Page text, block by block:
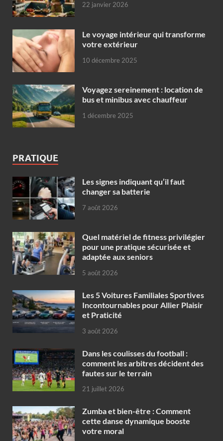
22 janvier 2026
Le voyage intérieur qui transforme
votre extérieur
10 décembre 2025
Voyagez sereinement : location de
bus et minibus avec chauffeur
1 décembre 2025
PRATIQUE
Les signes indiquant qu’il faut
changer sa batterie
7 août 2026
Quel matériel de fitness privilégier
pour une pratique sécurisée et
adaptée aux seniors
5 août 2026
Les 5 Voitures Familiales Sportives
Incontournables pour Allier Plaisir
et Praticité
3 août 2026
Dans les coulisses du football :
comment les arbitres décident des
fautes sur le terrain
21 juillet 2026
Zumba et bien-être : Comment
cette danse dynamique booste
votre moral